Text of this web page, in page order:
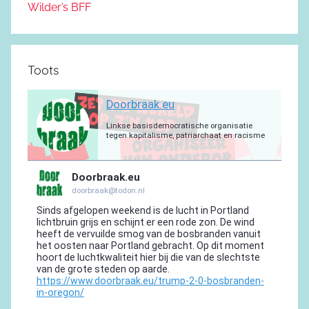
Wilder’s BFF
Toots